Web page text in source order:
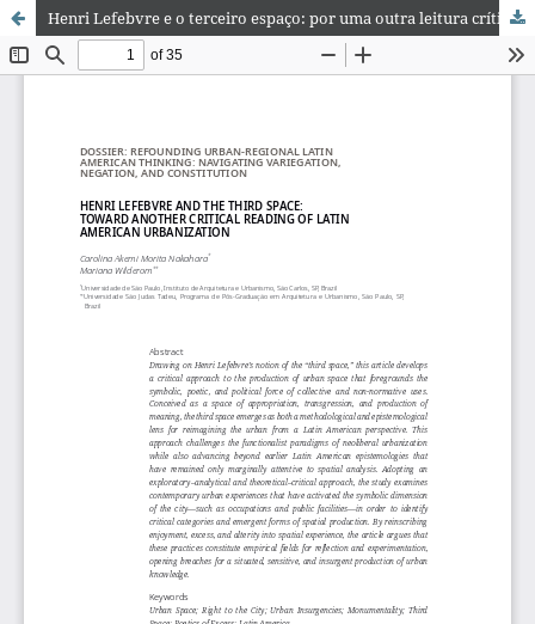
Henri Lefebvre e o terceiro espaço: por uma outra leitura crítica da urbanização latino-americana